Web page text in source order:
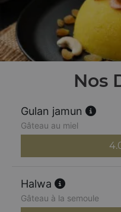
Nos
Gulan jamun
Gâteau au miel
Halwa
Gâteau à la semoule